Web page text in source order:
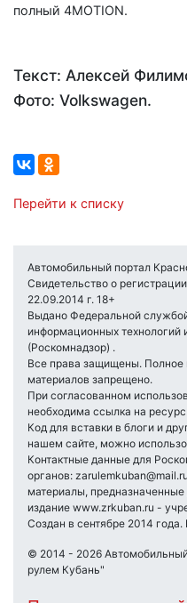
полный 4MOTION.
Текст: Алексей
Фото: Volkswagen.
Перейти к списку
Автомобильный портал
Свидетельство о
22.09.2014 г. 18+
Выдано Федеральной
информационных
(Роскомнадзор) .
Все права защищены. Полное
материалов запрещено.
При согласованном
необходима ссылка на ресурс.
Код для вставки в блоги и
нашем сайте, можно
Контактные данные для
органов:
материалы,
издание www.zrkuban.ru -
Создан в сентябре 2014
© 2014 - 2026
рулем Кубань"